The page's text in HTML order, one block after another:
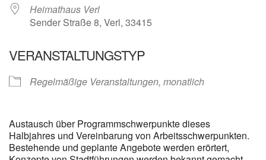
Heimathaus Verl
Sender Straße 8, Verl, 33415
VERANSTALTUNGSTYP
Regelmäßige Veranstaltungen, monatlich
Austausch über Programmschwerpunkte dieses
Halbjahres und Vereinbarung von Arbeitsschwerpunkten.
Bestehende und geplante Angebote werden erörtert,